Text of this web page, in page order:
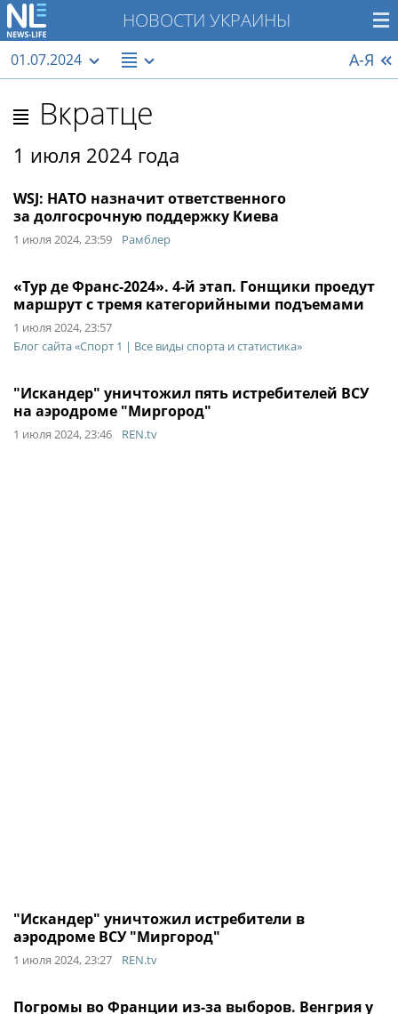
НОВОСТИ УКРАИНЫ
01.07.2024 А-Я
Вкратце
1 июля 2024 года
WSJ: НАТО назначит ответственного
за долгосрочную поддержку Киева
1 июля 2024, 23:59 Рамблер
«Тур де Франс-2024». 4-й этап. Гонщики проедут
маршрут с тремя категорийными подъемами
1 июля 2024, 23:57
Блог сайта «Спорт 1 | Все виды спорта и статистика»
"Искандер" уничтожил пять истребителей ВСУ
на аэродроме "Миргород"
1 июля 2024, 23:46 REN.tv
"Искандер" уничтожил истребители в
аэродроме ВСУ "Миргород"
1 июля 2024, 23:27 REN.tv
Погромы во Франции из-за выборов. Венгрия у